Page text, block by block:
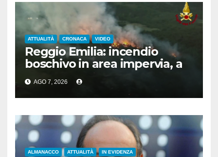
ATTUALITÀ CRONACA VIDEO
Reggio Emilia: incendio
boschivo in area impervia, a
Canossa
AGO 7, 2026
ALMANACCO ATTUALITÀ IN EVIDENZA